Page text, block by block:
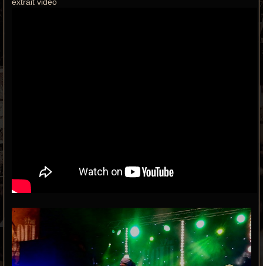
extrait vidéo